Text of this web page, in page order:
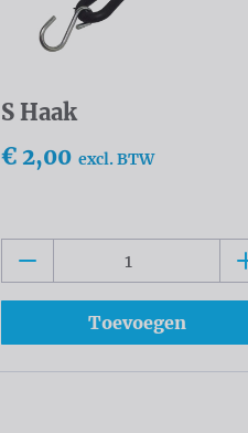
S Haak
€ 2,00 excl. BTW
Toevoegen